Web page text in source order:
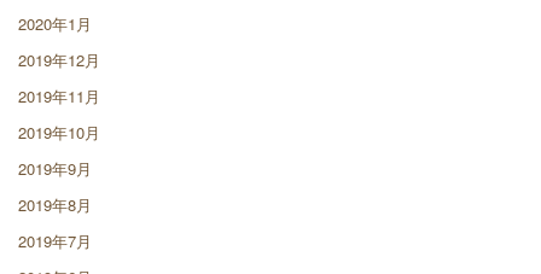
2020年1月
2019年12月
2019年11月
2019年10月
2019年9月
2019年8月
2019年7月